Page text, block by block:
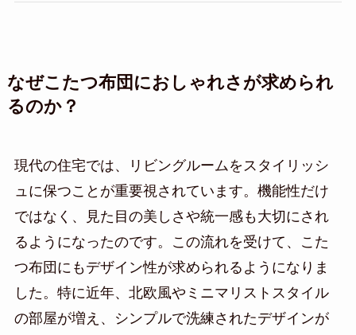
なぜこたつ布団におしゃれさが求められ
るのか？
現代の住宅では、リビングルームをスタイリッシ
ュに保つことが重要視されています。機能性だけ
ではなく、見た目の美しさや統一感も大切にされ
るようになったのです。この流れを受けて、こた
つ布団にもデザイン性が求められるようになりま
した。特に近年、北欧風やミニマリストスタイル
の部屋が増え、シンプルで洗練されたデザインが